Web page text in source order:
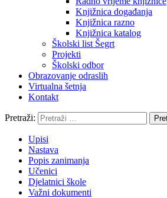
Knjižnica događanja
Knjižnica razno
Knjižnica katalog
Školski list Šegrt
Projekti
Školski odbor
Obrazovanje odraslih
Virtualna šetnja
Kontakt
Pretraži:
Upisi
Nastava
Popis zanimanja
Učenici
Djelatnici škole
Važni dokumenti